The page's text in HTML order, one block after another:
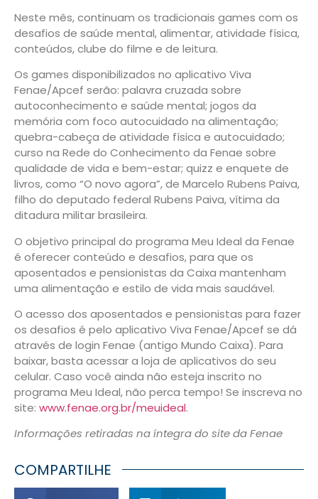
Neste mês, continuam os tradicionais games com os
desafios de saúde mental, alimentar, atividade física,
conteúdos, clube do filme e de leitura.
Os games disponibilizados no aplicativo Viva
Fenae/Apcef serão: palavra cruzada sobre
autoconhecimento e saúde mental; jogos da
memória com foco autocuidado na alimentação;
quebra-cabeça de atividade física e autocuidado;
curso na Rede do Conhecimento da Fenae sobre
qualidade de vida e bem-estar; quizz e enquete de
livros, como “O novo agora”, de Marcelo Rubens Paiva,
filho do deputado federal Rubens Paiva, vítima da
ditadura militar brasileira.
O objetivo principal do programa Meu Ideal da Fenae
é oferecer conteúdo e desafios, para que os
aposentados e pensionistas da Caixa mantenham
uma alimentação e estilo de vida mais saudável.
O acesso dos aposentados e pensionistas para fazer
os desafios é pelo aplicativo Viva Fenae/Apcef se dá
através de login Fenae (antigo Mundo Caixa). Para
baixar, basta acessar a loja de aplicativos do seu
celular. Caso você ainda não esteja inscrito no
programa Meu Ideal, não perca tempo! Se inscreva no
site: www.fenae.org.br/meuideal.
Informações retiradas na íntegra do site da Fenae
COMPARTILHE